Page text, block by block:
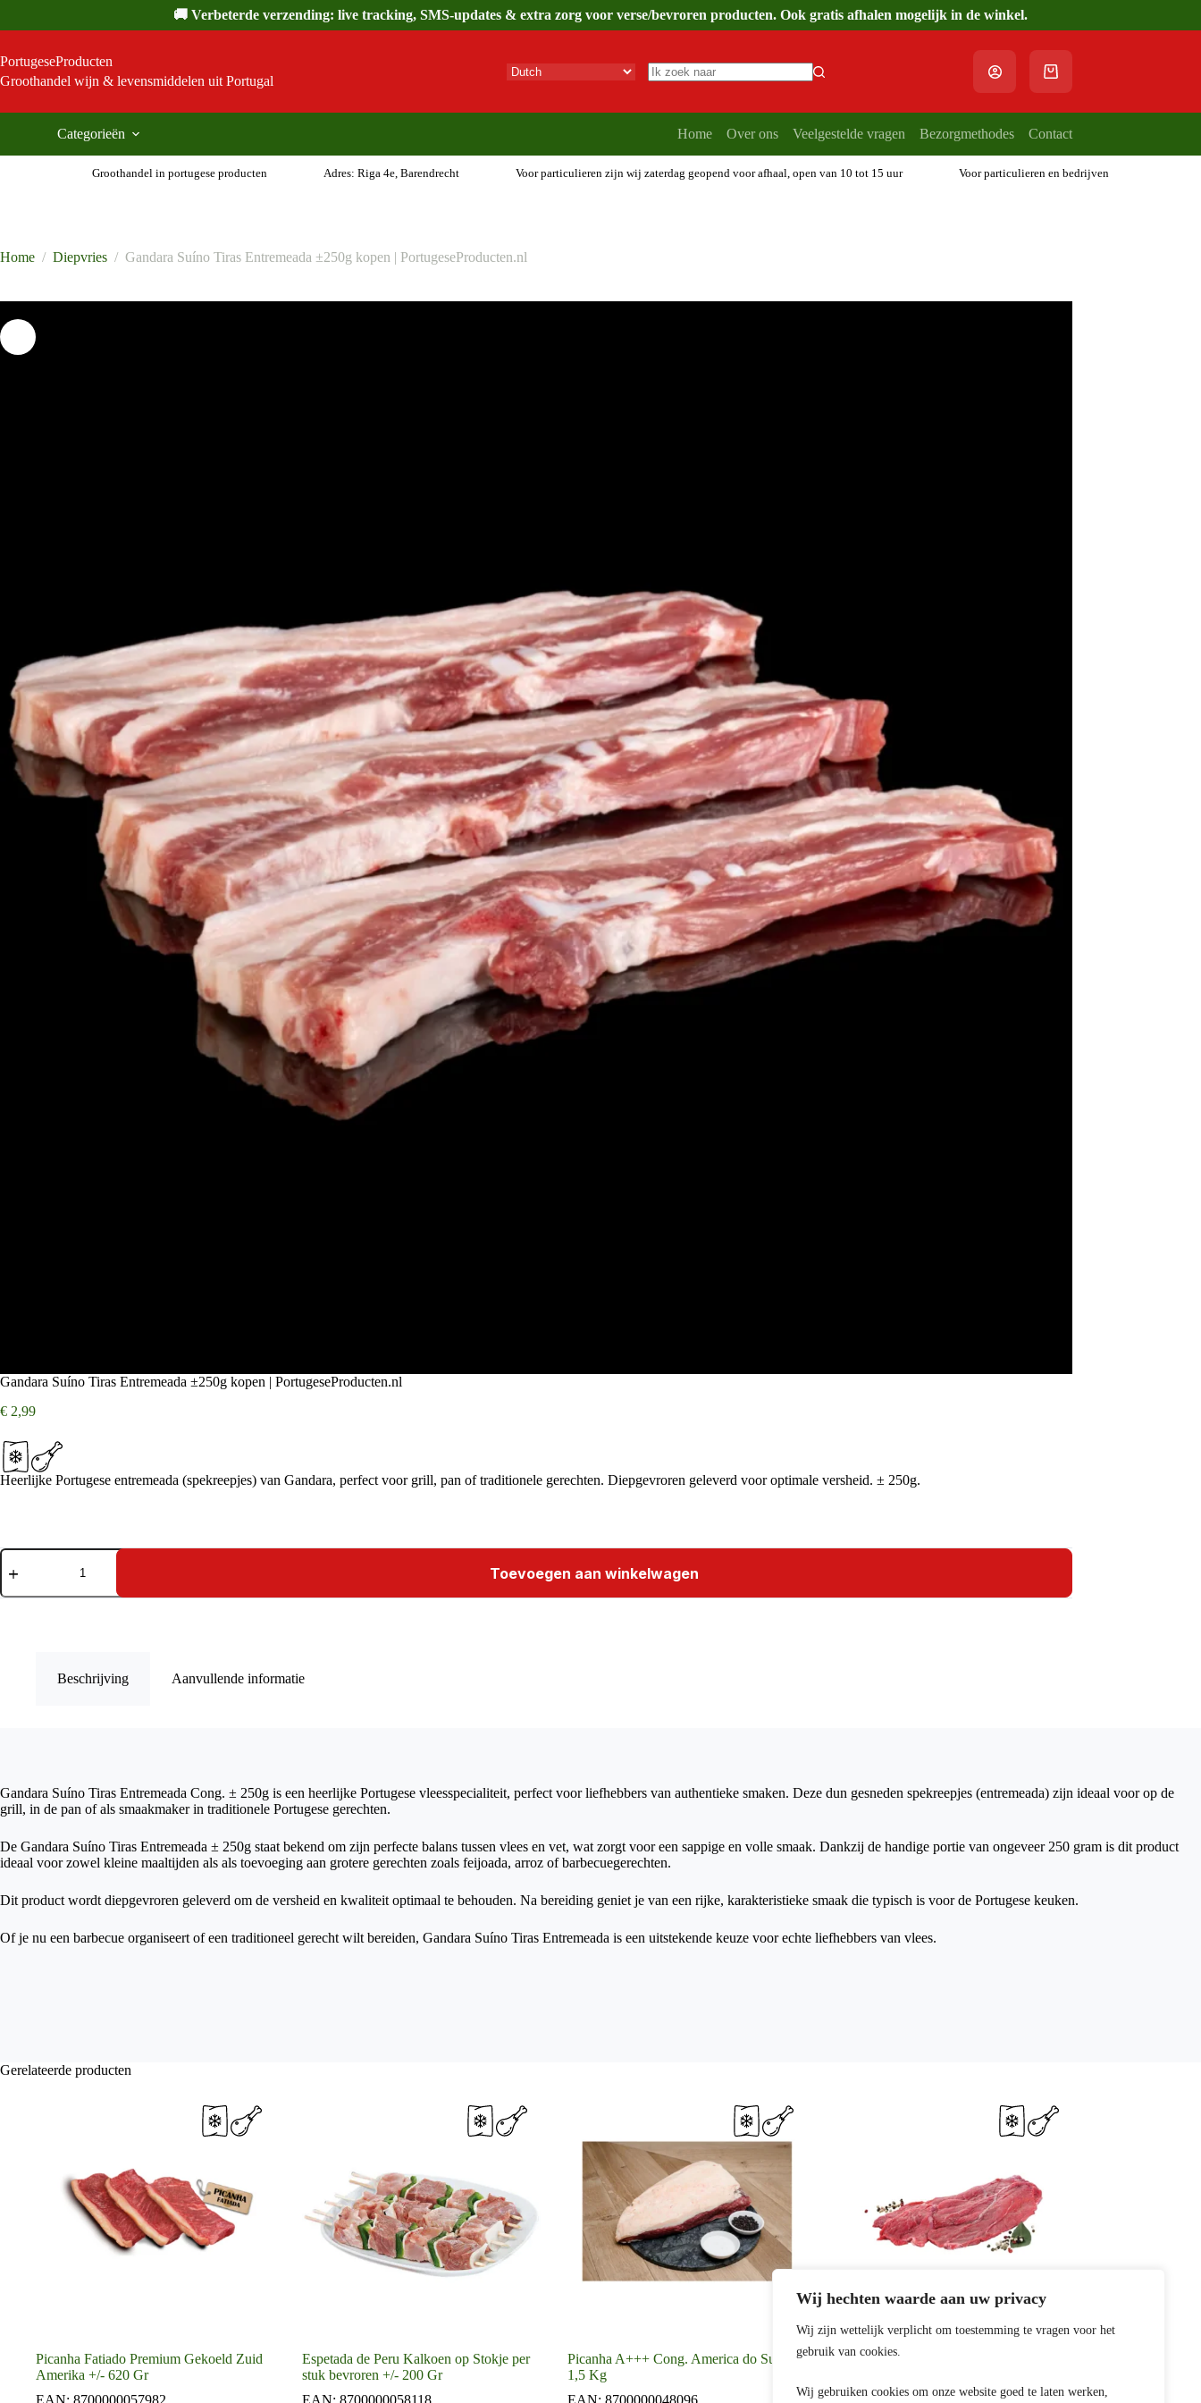
Wij hechten waarde aan uw privacy
Wij zijn wettelijk verplicht om toestemming te vragen voor het
gebruik van cookies.
Wij gebruiken cookies om onze website goed te laten werken,
inhoud
🚚 Verbeterde verzending: live tracking, SMS-updates & extra zorg voor verse/bevroren producten. Ook gratis afhalen mogelijk in de winkel.
PortugeseProducten
Groothandel wijn & levensmiddelen uit Portugal
Winkelwagen
Categorieën Home Over ons Veelgestelde vragen Bezorgmethodes Contact
Groothandel in portugese producten Adres: Riga 4e, Barendrecht Voor particulieren zijn wij zaterdag geopend voor afhaal, open van 10 tot 15 uur Voor particulieren en bedrijven
Home / Diepvries / Gandara Suíno Tiras Entremeada ±250g kopen | PortugeseProducten.nl
Gandara Suíno Tiras Entremeada ±250g kopen | PortugeseProducten.nl
€ 2,99
Heerlijke Portugese entremeada (spekreepjes) van Gandara, perfect voor grill, pan of traditionele gerechten. Diepgevroren geleverd voor optimale versheid. ± 250g.
Gandara
Suíno
Entremeada
Toevoegen aan winkelwagen
Beschrijving Aanvullende informatie
Gandara Suíno Tiras Entremeada Cong. ± 250g is een heerlijke Portugese vleesspecialiteit, perfect voor liefhebbers van authentieke smaken. Deze dun gesneden spekreepjes (entremeada) zijn ideaal voor op de
grill, in de pan of als smaakmaker in traditionele Portugese gerechten.
De Gandara Suíno Tiras Entremeada ± 250g staat bekend om zijn perfecte balans tussen vlees en vet, wat zorgt voor een sappige en volle smaak. Dankzij de handige portie van ongeveer 250 gram is dit product
ideaal voor zowel kleine maaltijden als als toevoeging aan grotere gerechten zoals feijoada, arroz of barbecuegerechten.
Dit product wordt diepgevroren geleverd om de versheid en kwaliteit optimaal te behouden. Na bereiding geniet je van een rijke, karakteristieke smaak die typisch is voor de Portugese keuken.
Of je nu een barbecue organiseert of een traditioneel gerecht wilt bereiden, Gandara Suíno Tiras Entremeada is een uitstekende keuze voor echte liefhebbers van vlees.
Gerelateerde producten
Picanha Fatiado Premium Gekoeld Zuid
Amerika +/- 620 Gr
EAN: 8700000057982
Espetada de Peru Kalkoen op Stokje per
stuk bevroren +/- 200 Gr
EAN: 8700000058118
Picanha A+++ Cong. America do Sul +/-
1,5 Kg
EAN: 8700000048096
Bife de Novilho Hig. Congelado +/- 350
EAN: 8700000048102